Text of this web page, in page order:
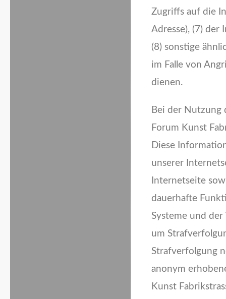
Zugriffs auf die
Adresse), (7) der
(8) sonstige
im Falle von
dienen.
Bei der Nutzung
Forum Kunst
Diese
unserer
Internetseite
dauerhafte
Systeme und
um
Strafverfolgung
anonym
Kunst